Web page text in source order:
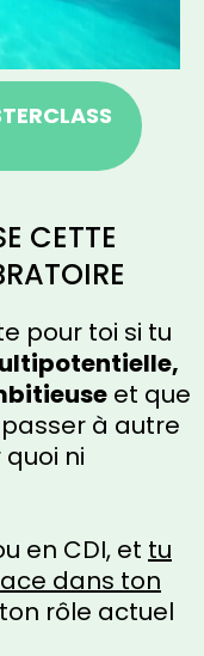
CETTE
pour toi si tu
et que
à autre
ni
en CDI, et tu
dans ton
rôle actuel